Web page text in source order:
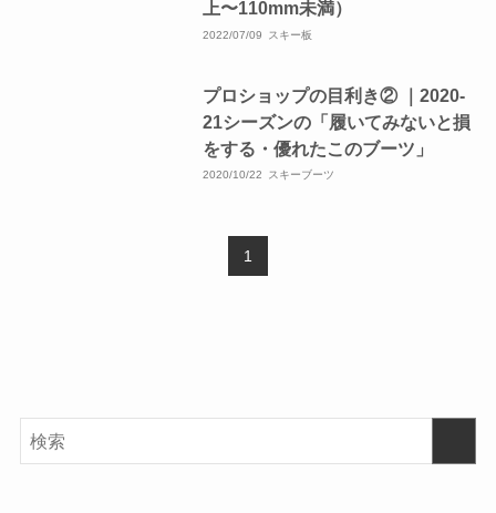
上〜110mm未満）
2022/07/09 スキー板
プロショップの目利き② ｜2020-
21シーズンの「履いてみないと損
をする・優れたこのブーツ」
2020/10/22 スキーブーツ
1